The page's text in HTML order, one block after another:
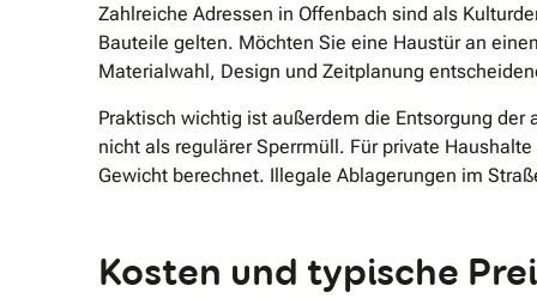
Zahlreiche Adressen in Offenbach sind als
Bauteile gelten. Möchten Sie eine Haustür an
Materialwahl, Design und Zeitplanung
Praktisch wichtig ist außerdem die Entsorgung der
nicht als regulärer Sperrmüll. Für private
Gewicht berechnet. Illegale Ablagerungen im
Kosten und typische